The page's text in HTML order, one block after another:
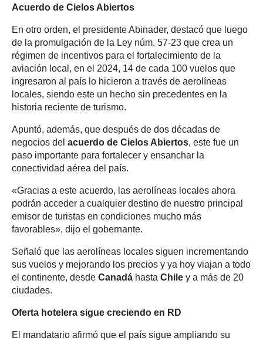
Acuerdo de Cielos Abiertos
En otro orden, el presidente Abinader, destacó que luego
de la promulgación de la Ley núm. 57-23 que crea un
régimen de incentivos para el fortalecimiento de la
aviación local, en el 2024, 14 de cada 100 vuelos que
ingresaron al país lo hicieron a través de aerolíneas
locales, siendo este un hecho sin precedentes en la
historia reciente de turismo.
Apuntó, además, que después de dos décadas de
negocios del acuerdo de Cielos Abiertos, este fue un
paso importante para fortalecer y ensanchar la
conectividad aérea del país.
«Gracias a este acuerdo, las aerolíneas locales ahora
podrán acceder a cualquier destino de nuestro principal
emisor de turistas en condiciones mucho más
favorables», dijo el gobernante.
Señaló que las aerolíneas locales siguen incrementando
sus vuelos y mejorando los precios y ya hoy viajan a todo
el continente, desde Canadá hasta Chile y a más de 20
ciudades.
Oferta hotelera sigue creciendo en RD
El mandatario afirmó que el país sigue ampliando su